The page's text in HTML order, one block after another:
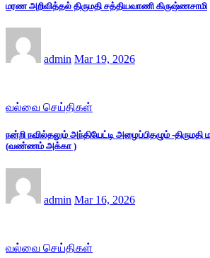
மரண அறிவித்தல் திருமதி சத்தியவாணி கிருஷ்ணசாமி
admin Mar 19, 2026
வல்வை செய்திகள்
நன்றி நவில்தலும் அந்தியேட்டி அழைப்பிதழும் -
(வண்ணம் அக்கா )
admin Mar 16, 2026
வல்வை செய்திகள்